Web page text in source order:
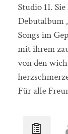
Studio 11.
Debutalbum
Songs im
mit ihrem
von den
Für alle